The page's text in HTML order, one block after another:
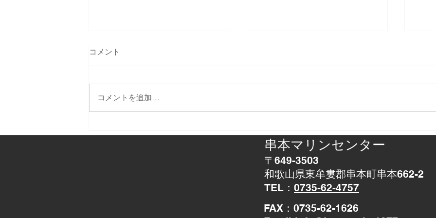
テレビで生中継します
正体判明
コメント
コメントを追加…
串本マリンセンター
〒649-3503
和歌山県東牟婁郡串本町串本662-2
TEL： 0735-62-4757
​FAX：0735-62-1626